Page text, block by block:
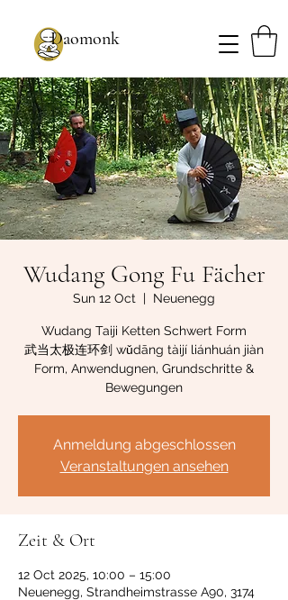
Daomonk
Wudang Gong Fu Fächer
Sun 12 Oct
  |
Neuenegg
Wudang Taiji Ketten Schwert Form
武当太极连环剑 wǔdāng tàijí liánhuán jiàn
Form, Anwendugnen, Grundschritte &
Bewegungen
Anmeldung abgeschlossen
Veranstaltungen ansehen
Zeit & Ort
12 Oct 2025, 10:00 – 15:00
Neuenegg, Strandheimstrasse A90, 3174